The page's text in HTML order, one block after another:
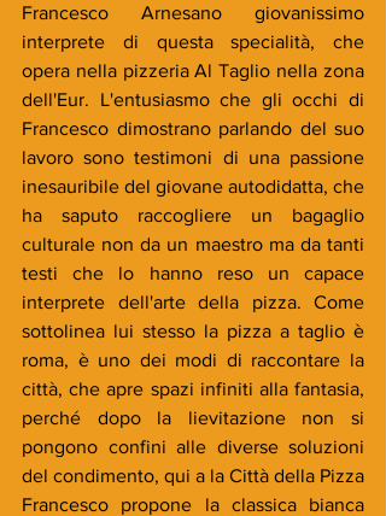
Francesco Arnesano giovanissimo
interprete di questa specialità, che
opera nella pizzeria Al Taglio nella zona
dell'Eur. L'entusiasmo che gli occhi di
Francesco dimostrano parlando del suo
lavoro sono testimoni di una passione
inesauribile del giovane autodidatta, che
ha saputo raccogliere un bagaglio
culturale non da un maestro ma da tanti
testi che lo hanno reso un capace
interprete dell'arte della pizza. Come
sottolinea lui stesso la pizza a taglio è
roma, è uno dei modi di raccontare la
città, che apre spazi infiniti alla fantasia,
perché dopo la lievitazione non si
pongono confini alle diverse soluzioni
del condimento, qui a la Città della Pizza
Francesco propone la classica bianca